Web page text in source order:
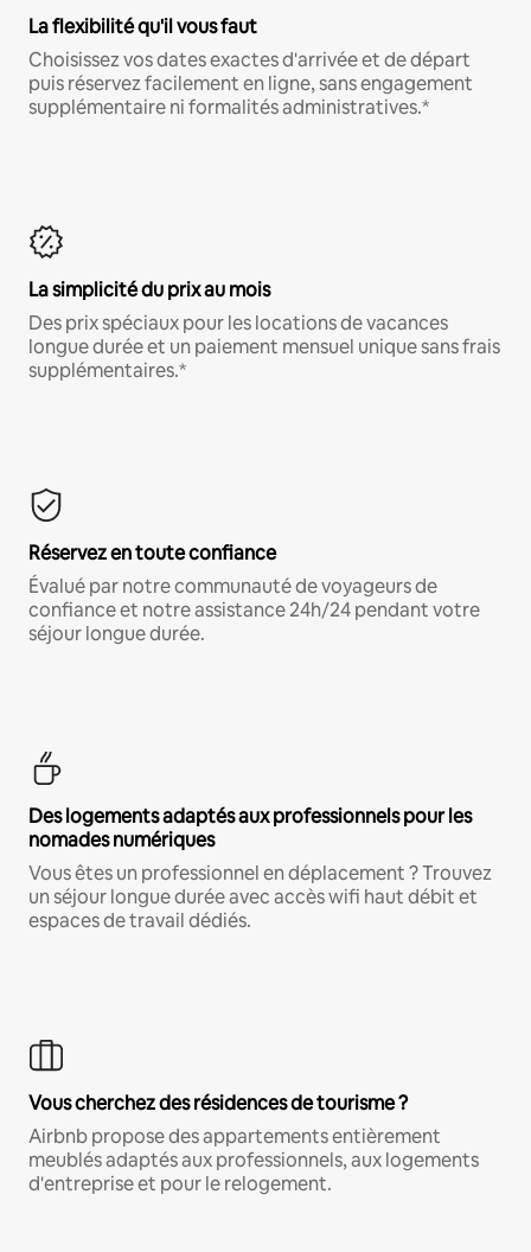
La flexibilité qu'il vous faut
Choisissez vos dates exactes d'arrivée et de départ
puis réservez facilement en ligne, sans engagement
supplémentaire ni formalités administratives.*
La simplicité du prix au mois
Des prix spéciaux pour les locations de vacances
longue durée et un paiement mensuel unique sans frais
supplémentaires.*
Réservez en toute confiance
Évalué par notre communauté de voyageurs de
confiance et notre assistance 24h/24 pendant votre
séjour longue durée.
Des logements adaptés aux professionnels pour les
nomades numériques
Vous êtes un professionnel en déplacement ? Trouvez
un séjour longue durée avec accès wifi haut débit et
espaces de travail dédiés.
Vous cherchez des résidences de tourisme ?
Airbnb propose des appartements entièrement
meublés adaptés aux professionnels, aux logements
d'entreprise et pour le relogement.